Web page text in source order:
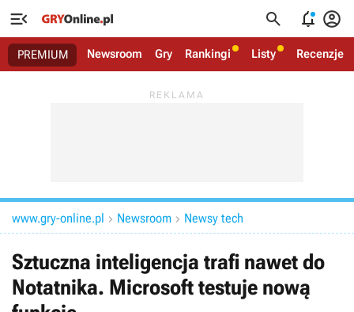
   
PREMIUM Newsroom Gry Rankingi Listy Recenzje
www.gry-online.pl  Newsroom  Newsy tech
Sztuczna inteligencja trafi nawet do
Notatnika. Microsoft testuje nową